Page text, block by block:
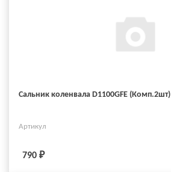
Сальник коленвала D1100GFE (Комп.2шт)
Артикул
790 ₽